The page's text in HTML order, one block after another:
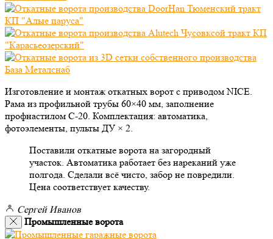
Изготовление и монтаж откатных ворот с приводом NICE.
Рама из профильной трубы 60×40 мм, заполнение
профнастилом С-20. Комплектация: автоматика,
фотоэлементы, пульты ДУ × 2.
Поставили откатные ворота на загородный
участок. Автоматика работает без нареканий уже
полгода. Сделали всё чисто, забор не повредили.
Цена соответствует качеству.
Сергей Иванов
Промышленные ворота